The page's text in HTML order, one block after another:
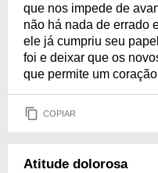
que nos impede de
não há nada de errado
ele já cumpriu seu
foi e deixar que os
que permite um
COPIAR
Atitude dolorosa